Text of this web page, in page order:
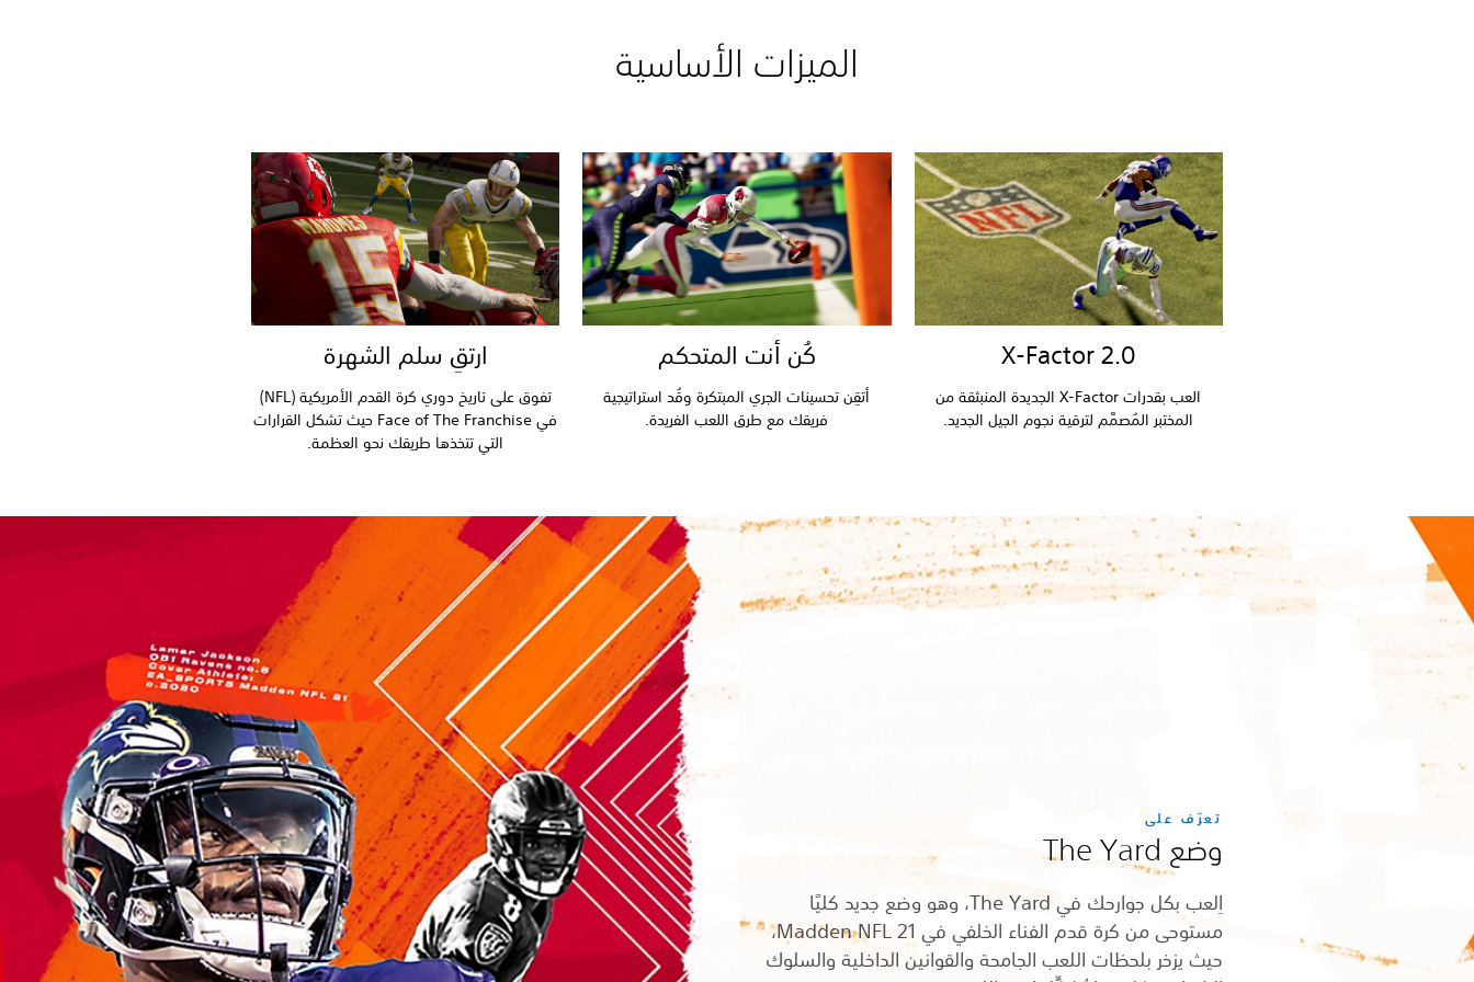
الميزات الأساسية
ارتقِ سلم الشهرة
تفوق على تاريخ دوري كرة القدم الأمريكية (NFL)
في Face of The Franchise حيث تشكل القرارات
التي تتخذها طريقك نحو العظمة.
كُن أنت المتحكم
أتقِن تحسينات الجري المبتكرة وقُد استراتيجية
فريقك مع طرق اللعب الفريدة.
X-Factor 2.0
العب بقدرات X-Factor الجديدة المنبثقة من
المختبر المُصمَّم لترقية نجوم الجيل الجديد.
تعرّف على
وضع The Yard
اِلعب بكل جوارحك في The Yard، وهو وضع جديد كليًا
مستوحى من كرة قدم الفناء الخلفي في Madden NFL 21،
حيث يزخر بلحظات اللعب الجامحة والقوانين الداخلية والسلوك